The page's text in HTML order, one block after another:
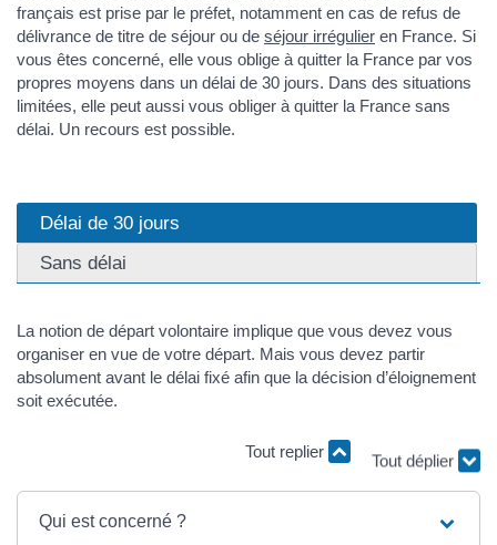
français est prise par le préfet, notamment en cas de refus de
délivrance de titre de séjour ou de séjour irrégulier en France. Si
vous êtes concerné, elle vous oblige à quitter la France par vos
propres moyens dans un délai de 30 jours. Dans des situations
limitées, elle peut aussi vous obliger à quitter la France sans
délai. Un recours est possible.
Délai de 30 jours
Sans délai
La notion de départ volontaire implique que vous devez vous
organiser en vue de votre départ. Mais vous devez partir
absolument avant le délai fixé afin que la décision d’éloignement
soit exécutée.
Tout replier
Tout déplier
Qui est concerné ?